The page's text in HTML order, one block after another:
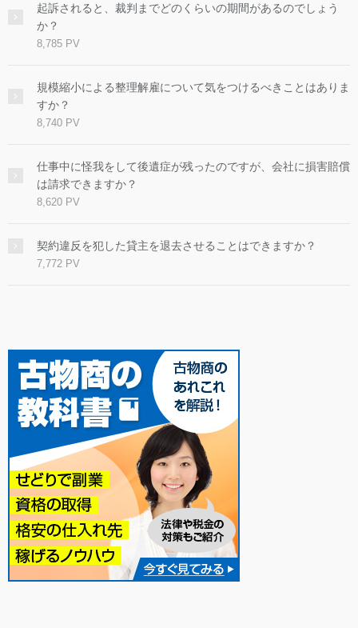
起訴されると、裁判までどのくらいの期間があるのでしょう
か？
8,785 PV
規模縮小による整理解雇について気をつけるべきことはありま
すか？
8,740 PV
仕事中に怪我をして後遺症が残ったのですが、会社に損害賠償
は請求できますか？
8,620 PV
契約違反を犯した貸主を退去させることはできますか？
7,772 PV